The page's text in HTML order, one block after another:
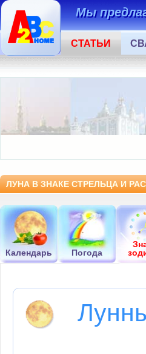
Мы
СТАТЬИ
ЛУНА В ЗНАКЕ СТРЕЛЬЦА И
Календарь Погода